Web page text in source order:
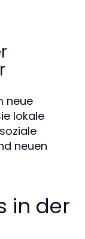
neue
lokale
neuen
in der